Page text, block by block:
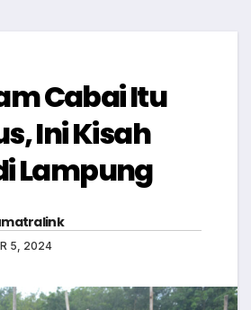
Cabai Itu
Ini Kisah
Lampung
5, 2024